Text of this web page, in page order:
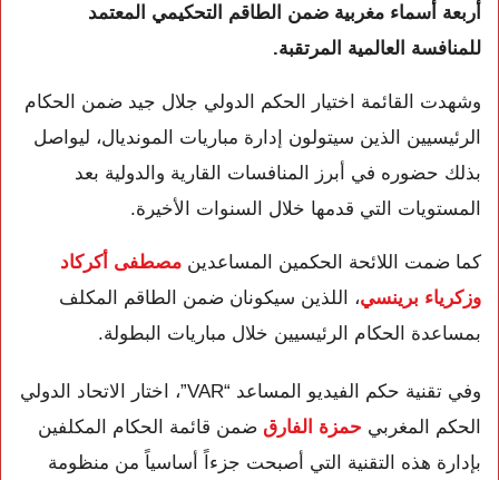
أربعة أسماء مغربية ضمن الطاقم التحكيمي المعتمد
للمنافسة العالمية المرتقبة.
وشهدت القائمة اختيار الحكم الدولي جلال جيد ضمن الحكام
الرئيسيين الذين سيتولون إدارة مباريات المونديال، ليواصل
بذلك حضوره في أبرز المنافسات القارية والدولية بعد
المستويات التي قدمها خلال السنوات الأخيرة.
كما ضمت اللائحة الحكمين المساعدين مصطفى أكركاد
وزكرياء برينسي، اللذين سيكونان ضمن الطاقم المكلف
بمساعدة الحكام الرئيسيين خلال مباريات البطولة.
وفي تقنية حكم الفيديو المساعد “VAR”، اختار الاتحاد الدولي
الحكم المغربي حمزة الفارق ضمن قائمة الحكام المكلفين
بإدارة هذه التقنية التي أصبحت جزءاً أساسياً من منظومة